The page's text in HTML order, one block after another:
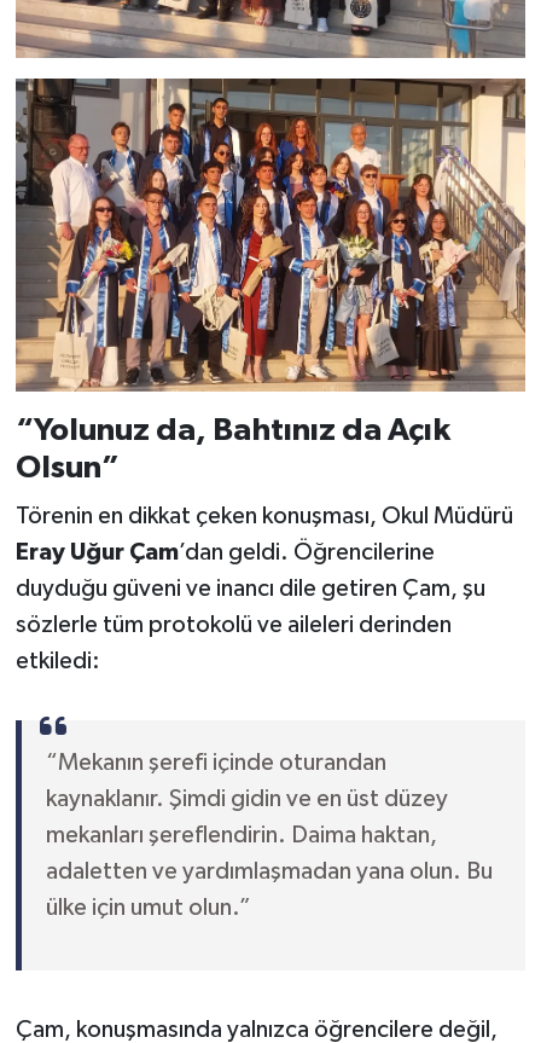
“Yolunuz da, Bahtınız da Açık
Olsun”
Törenin en dikkat çeken konuşması, Okul Müdürü
Eray Uğur Çam’dan geldi. Öğrencilerine
duyduğu güveni ve inancı dile getiren Çam, şu
sözlerle tüm protokolü ve aileleri derinden
etkiledi:
“Mekanın şerefi içinde oturandan
kaynaklanır. Şimdi gidin ve en üst düzey
mekanları şereflendirin. Daima haktan,
adaletten ve yardımlaşmadan yana olun. Bu
ülke için umut olun.”
Çam, konuşmasında yalnızca öğrencilere değil,